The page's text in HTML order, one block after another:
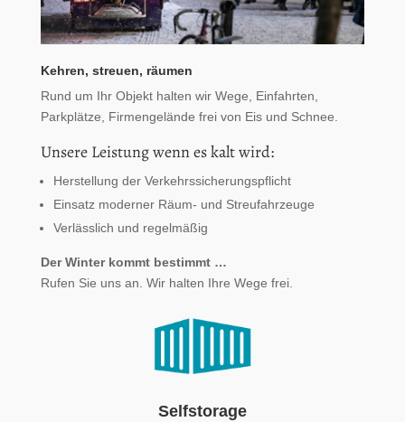
Kehren, streuen, räumen
Rund um Ihr Objekt halten wir Wege, Einfahrten,
Parkplätze, Firmengelände frei von Eis und Schnee.
Unsere Leistung wenn es kalt wird:
Herstellung der Verkehrssicherungspflicht
Einsatz moderner Räum- und Streufahrzeuge
Verlässlich und regelmäßig
Der Winter kommt bestimmt …
Rufen Sie uns an. Wir halten Ihre Wege frei.
Selfstorage